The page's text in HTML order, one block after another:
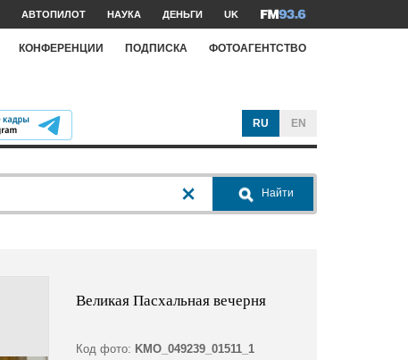
АВТОПИЛОТ НАУКА ДЕНЬГИ UK
КОНФЕРЕНЦИИ ПОДПИСКА ФОТОАГЕНТСТВО
RU EN
Найти
Великая Пасхальная вечерня
Код фото: KMO_049239_01511_1